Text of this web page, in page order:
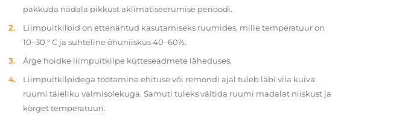
pakkuda nädala pikkust aklimatiseerumise perioodi.
Liimpuitkilbid on ettenähtud kasutamiseks ruumides, mille temperatuur on
10–30 ° C ja suhteline õhuniiskus 40–60%.
Ärge hoidke liimpuitkilpe kütteseadmete läheduses.
Liimpuitkilpidega töötamine ehituse või remondi ajal tuleb läbi viia kuiva
ruumi täieliku valmisolekuga. Samuti tuleks vältida ruumi madalat niiskust ja
kõrget temperatuuri.